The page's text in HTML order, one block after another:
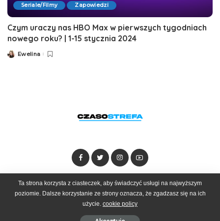
Seriale/Filmy Zapowiedzi
Czym uraczy nas HBO Max w pierwszych tygodniach
nowego roku? | 1-15 stycznia 2024
PostedEwelina
Dołącz do zespołu Kontakt Reklama
Ta strona korzysta z ciasteczek, aby świadczyć usługi na najwyższym
poziomie. Dalsze korzystanie ze strony oznacza, że zgadzasz się na ich
użycie. cookie policy